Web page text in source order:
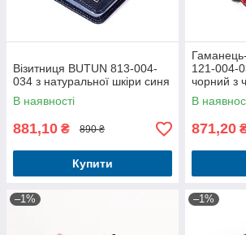
Візитниця BUTUN 813-004-
034 з натуральної шкіри синя
В наявності
881,10 ₴ 890 ₴
Купити
121-004-
чорний з
В
871,20
–1% –1%